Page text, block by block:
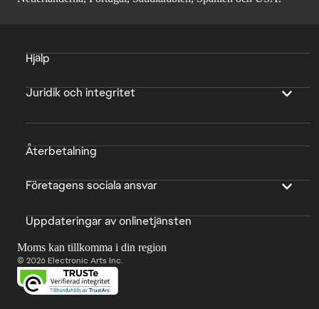
Hjälp
Juridik och integritet
Återbetalning
Företagens sociala ansvar
Uppdateringar av onlinetjänsten
Moms kan tillkomma i din region
© 2026 Electronic Arts Inc.